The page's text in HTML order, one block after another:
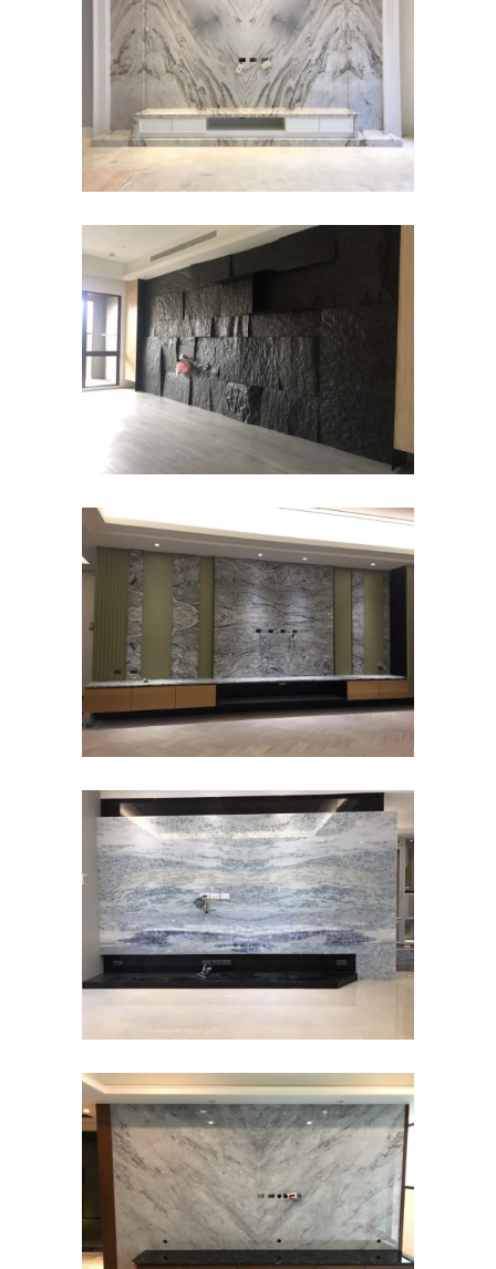
臺皇設計~大理石TV牆
住宅
岩塊牆面-石皮~電視牆
住宅
山水石-TV牆面+檯面
住宅
福爾摩沙~TV牆~大理石
住宅
山水雕刻~TV牆面
住宅